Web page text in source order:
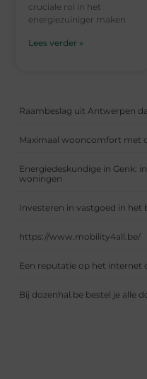
cruciale rol in het
energiezuiniger maken
Lees verder »
Raambeslag uit Antwerpen
Maximaal wooncomfort met
Energiedeskundige in Genk:
woningen
Investeren in vastgoed in
https://www.mobility4all.be/
Een reputatie op het internet
Bij dozenhal.be bestel je alle